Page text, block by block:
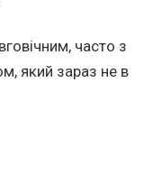
часто з
який зараз не в